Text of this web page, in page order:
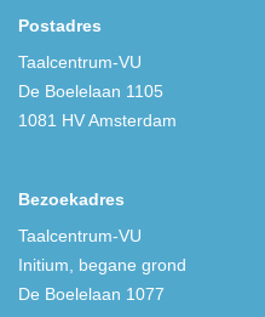
Postadres
Taalcentrum-VU
De Boelelaan 1105
1081 HV Amsterdam
Bezoekadres
Taalcentrum-VU
Initium, begane grond
De Boelelaan 1077